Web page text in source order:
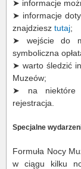
➤ informacje
➤ informacje
znajdziesz tutaj;
➤ wejście do
symboliczna
➤ warto śledzić
Muzeów;
➤ na niektóre
rejestracja.
Specjalne
Formuła Nocy
w ciągu kilku